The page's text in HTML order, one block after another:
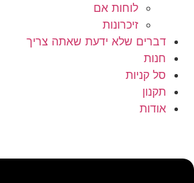
לוחות אם
זיכרונות
דברים שלא ידעת שאתה צריך
חנות
סל קניות
תקנון
אודות